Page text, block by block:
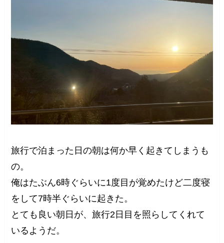
旅行で泊まった日の朝は何か早く起きてしまうも
の。
俺はたぶん6時ぐらいに1度目が覚めたけど二度寝
をして7時半ぐらいに起きた。
とても良い朝日が、旅行2日目を照らしてくれて
いるようだ。